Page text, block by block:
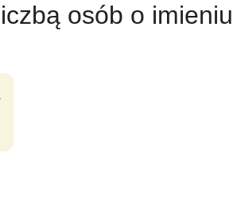
osób o